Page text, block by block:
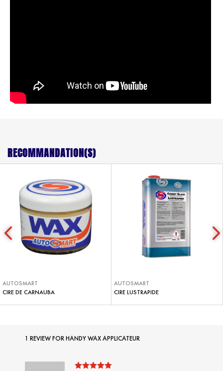
RECOMMANDATION(S)
AUTOSMART
CIRE DE CARNAUBA
AUTOSMART
CIRE LUSTRAPIDE
1 REVIEW FORHANDY WAX APPLICATEUR